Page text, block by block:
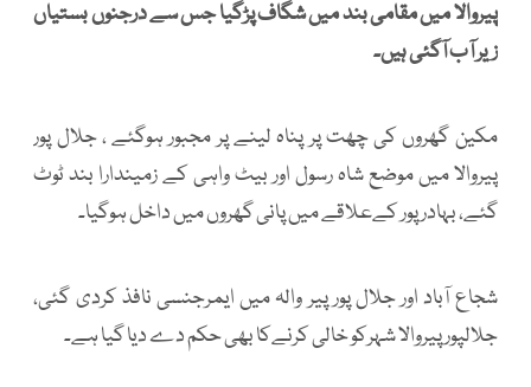
پیروالا میں مقامی بند میں شگاف پڑگیا جس سے درجنوں بستیاں
زیر آب آگئی ہیں۔
مکین گھروں کی چھت پر پناہ لینے پر مجبور ہوگئے ، جلال پور
پیروالا میں موضع شاہ رسول اور بیٹ واہی کے زمیندارا بند ٹوٹ
گئے، بہادر پور کےعلاقے میں پانی گھروں میں داخل ہوگیا۔
شجاع آباد اور جلال پور پیر والہ میں ایمرجنسی نافذ کردی گئی،
جلالپور پیروالا شہرکو خالی کرنےکا بھی حکم دے دیا گیا ہے۔